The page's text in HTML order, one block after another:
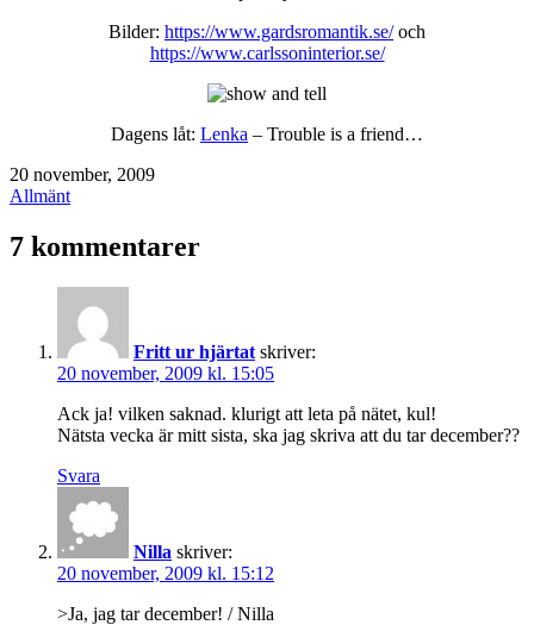
Bilder: https://www.gardsromantik.se/och
https://www.carlssoninterior.se/
Dagens låt: Lenka – Trouble is a friend…
Publicerat
den
20 november, 2009
Kategoriserat
Allmänt
7 kommentarer
Fritt ur hjärtat skriver:
20 november, 2009 kl. 15:05
Ack ja! vilken saknad. klurigt att leta på nätet, kul!
Nätsta vecka är mitt sista, ska jag skriva att du tar december??
Svara
Nilla skriver:
20 november, 2009 kl. 15:12
>Ja, jag tar december! / Nilla